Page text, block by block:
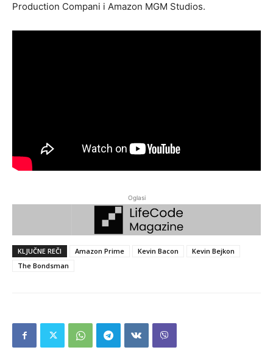
Production Compani i Amazon MGM Studios.
Oglasi
KLJUČNE REČI Amazon Prime Kevin Bacon
Kevin Bejkon
The Bondsman